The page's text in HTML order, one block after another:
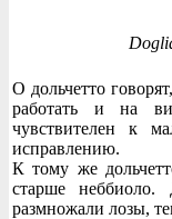
О дольчетто
работать и на
чувствителен к
исправлению.
К тому же
старше
размножали лозы,